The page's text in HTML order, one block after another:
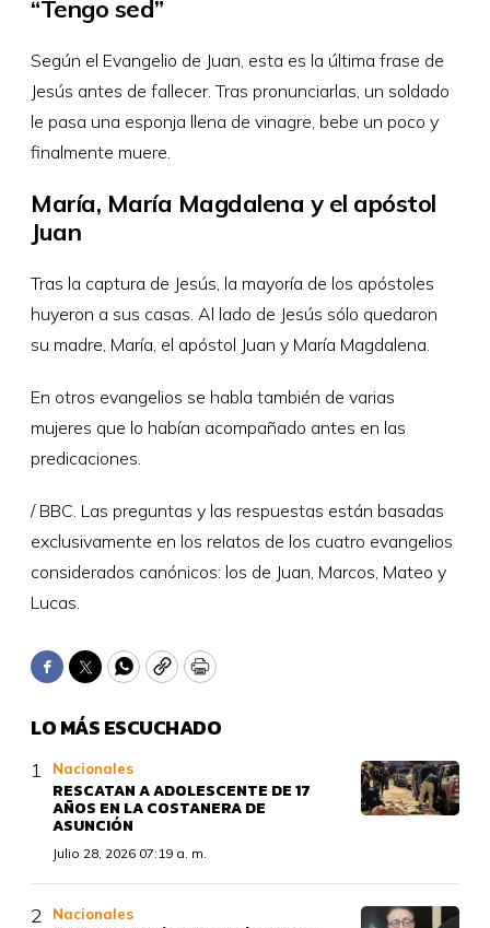
“Tengo sed”
Según el Evangelio de Juan, esta es la última frase de
Jesús antes de fallecer. Tras pronunciarlas, un soldado
le pasa una esponja llena de vinagre, bebe un poco y
finalmente muere.
María, María Magdalena y el apóstol
Juan
Tras la captura de Jesús, la mayoría de los apóstoles
huyeron a sus casas. Al lado de Jesús sólo quedaron
su madre, María, el apóstol Juan y María Magdalena.
En otros evangelios se habla también de varias
mujeres que lo habían acompañado antes en las
predicaciones.
/ BBC. Las preguntas y las respuestas están basadas
exclusivamente en los relatos de los cuatro evangelios
considerados canónicos: los de Juan, Marcos, Mateo y
Lucas.
Facebook
TwitterWhatsApp
CopyPrint
LO MÁS ESCUCHADO
Nacionales
RESCATAN A ADOLESCENTE DE 17
AÑOS EN LA COSTANERA DE
ASUNCIÓN
Julio 28, 2026 07:19 a. m.
Nacionales